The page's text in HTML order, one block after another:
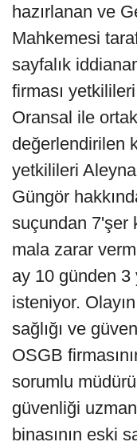
hazırlanan ve
Mahkemesi
sayfalık
firması
Oransal ile
değerlendirilen
yetkilileri
Güngör
suçundan 7'şer
mala zarar
ay 10 günden 3
isteniyor.
sağlığı ve
OSGB
sorumlu
güvenliği
binasının eski